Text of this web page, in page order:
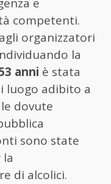
competenti.
organizzatori
la
anni è stata
luogo adibito a
dovute
sono state
di alcolici.